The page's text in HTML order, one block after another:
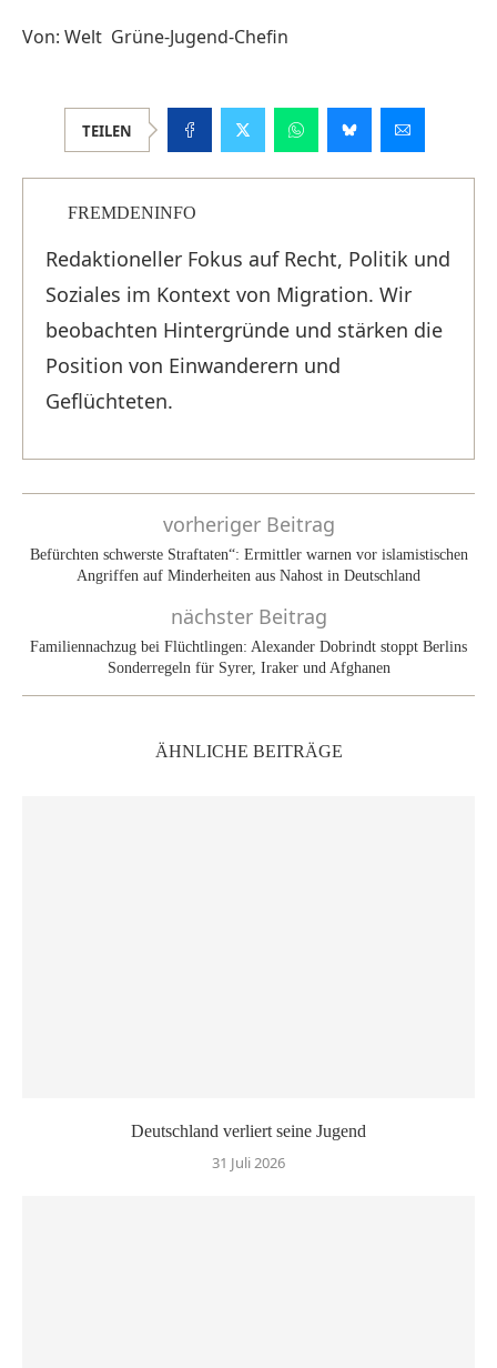
Von: Welt Grüne-Jugend-Chefin
TEILEN
FREMDENINFO
Redaktioneller Fokus auf Recht, Politik und
Soziales im Kontext von Migration. Wir
beobachten Hintergründe und stärken die
Position von Einwanderern und
Geflüchteten.
vorheriger Beitrag
Befürchten schwerste Straftaten“: Ermittler warnen vor islamistischen
Angriffen auf Minderheiten aus Nahost in Deutschland
nächster Beitrag
Familiennachzug bei Flüchtlingen: Alexander Dobrindt stoppt Berlins
Sonderregeln für Syrer, Iraker und Afghanen
ÄHNLICHE BEITRÄGE
Deutschland verliert seine Jugend
31 Juli 2026